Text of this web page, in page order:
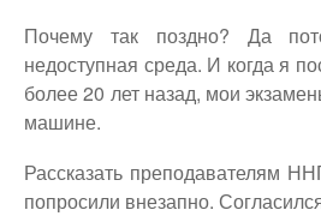
Почему так поздно? Да
недоступная среда. И когда я
более 20 лет назад, мои
машине.
Рассказать преподавателям
попросили внезапно.